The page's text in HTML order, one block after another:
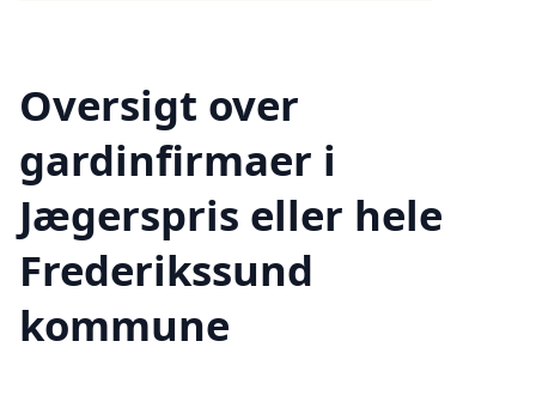
Oversigt over
gardinfirmaer i
Jægerspris eller hele
Frederikssund
kommune